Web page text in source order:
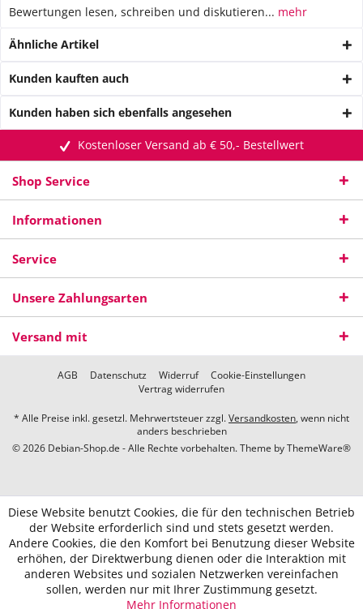
Bewertungen lesen, schreiben und diskutieren... mehr
Ähnliche Artikel
Kunden kauften auch
Kunden haben sich ebenfalls angesehen
Kostenloser Versand ab € 50,- Bestellwert
Shop Service
Informationen
Service
Unsere Zahlungsarten
Versand mit
AGB Datenschutz Widerruf
Cookie-Einstellungen
Vertrag widerrufen
* Alle Preise inkl. gesetzl. Mehrwertsteuer zzgl.Versandkosten, wenn nicht
anders beschrieben
© 2026 Debian-Shop.de - Alle Rechte vorbehalten. Theme byThemeWare®
Diese Website benutzt Cookies, die für den technischen Betrieb
der Website erforderlich sind und stets gesetzt werden.
Andere Cookies, die den Komfort bei Benutzung dieser Website
erhöhen, der Direktwerbung dienen oder die Interaktion mit
anderen Websites und sozialen Netzwerken vereinfachen
sollen, werden nur mit Ihrer Zustimmung gesetzt.
Mehr Informationen